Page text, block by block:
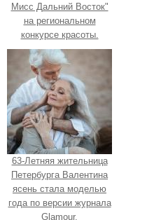
Мисс Дальний Восток"
на региональном
конкурсе красоты.
63-Летняя жительница
Петербурга Валентина
ясень стала моделью
года по версии журнала
Glamour.